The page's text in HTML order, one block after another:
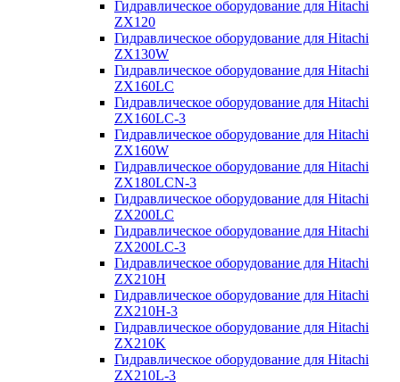
Гидравлическое оборудование для Hitachi
ZX120
Гидравлическое оборудование для Hitachi
ZX130W
Гидравлическое оборудование для Hitachi
ZX160LC
Гидравлическое оборудование для Hitachi
ZX160LC-3
Гидравлическое оборудование для Hitachi
ZX160W
Гидравлическое оборудование для Hitachi
ZX180LCN-3
Гидравлическое оборудование для Hitachi
ZX200LC
Гидравлическое оборудование для Hitachi
ZX200LC-3
Гидравлическое оборудование для Hitachi
ZX210H
Гидравлическое оборудование для Hitachi
ZX210H-3
Гидравлическое оборудование для Hitachi
ZX210K
Гидравлическое оборудование для Hitachi
ZX210L-3